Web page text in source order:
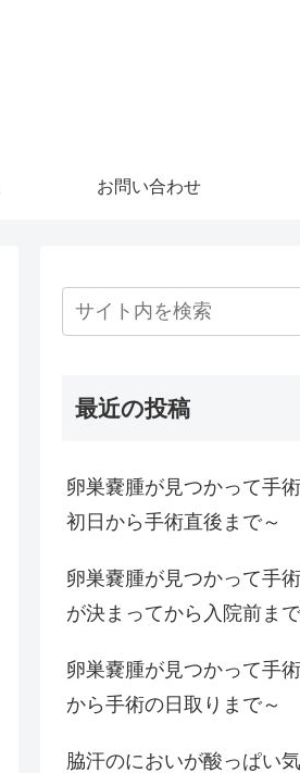
お問い合わせ
最近の投稿
卵巣嚢腫が見つかって手
初日から手術直後まで～
卵巣嚢腫が見つかって手
が決まってから入院前ま
卵巣嚢腫が見つかって手
から手術の日取りまで～
脇汗のにおいが酸っぱい